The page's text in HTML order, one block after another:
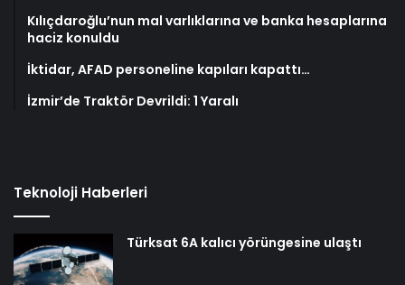
Kılıçdaroğlu’nun mal varlıklarına ve banka hesaplarına
haciz konuldu
İktidar, AFAD personeline kapıları kapattı…
İzmir’de Traktör Devrildi: 1 Yaralı
Teknoloji Haberleri
Türksat 6A kalıcı yörüngesine ulaştı